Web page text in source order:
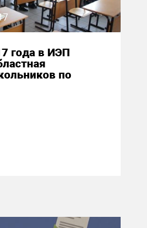
года в ИЭП
по